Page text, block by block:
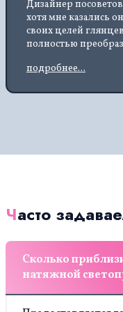
Дизайнер
хотя мне казались
своих целей
полностью
не выцветают, что
квартире
подробнее...
Часто
Сколько
натяжной